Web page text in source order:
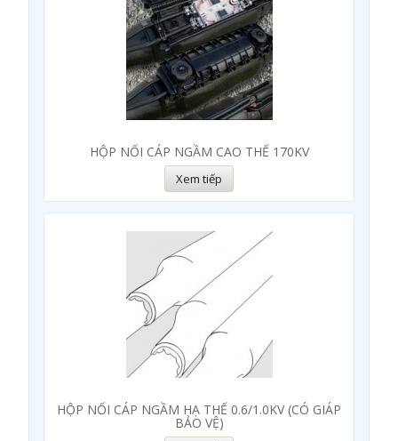
HỘP NỐI CÁP NGẦM CAO THẾ 170KV
Xem tiếp
HỘP NỐI CÁP NGẦM HẠ THẾ 0.6/1.0KV (CÓ GIÁP
BẢO VỆ)